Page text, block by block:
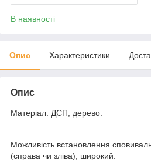
В наявності
Опис Характеристики
Опис
Матеріал: ДСП, дерево.
Можливість встановлення
(справа чи зліва), широкий.